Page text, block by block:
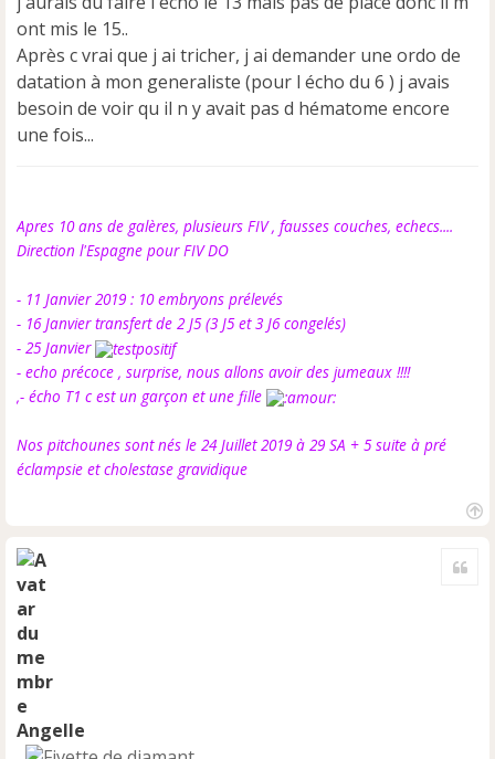
ont mis le 15..
Après c vrai que j ai tricher, j ai demander une ordo de
datation à mon generaliste (pour l écho du 6 ) j avais
besoin de voir qu il n y avait pas d hématome encore
une fois...
Apres 10 ans de galères, plusieurs FIV , fausses couches, echecs....
Direction l'Espagne pour FIV DO
- 11 Janvier 2019 : 10 embryons prélevés
- 16 Janvier transfert de 2 J5 (3 J5 et 3 J6 congelés)
- 25 Janvier
- echo précoce , surprise, nous allons avoir des jumeaux !!!!
,- écho T1 c est un garçon et une fille
Nos pitchounes sont nés le 24 Juillet 2019 à 29 SA + 5 suite à pré
éclampsie et cholestase gravidique
Angelle